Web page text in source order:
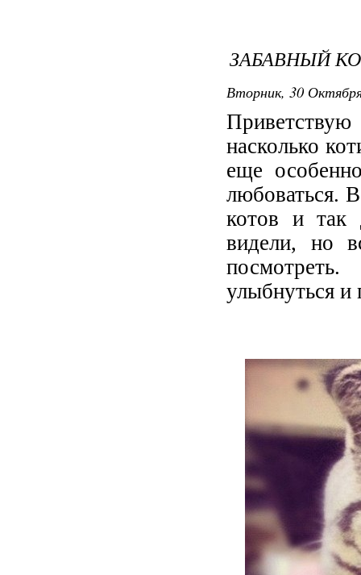
ЗАБАВНЫЙ
Вторник, 30
насколько
еще
любоваться.
котов и
видели, но
улыбнуться и